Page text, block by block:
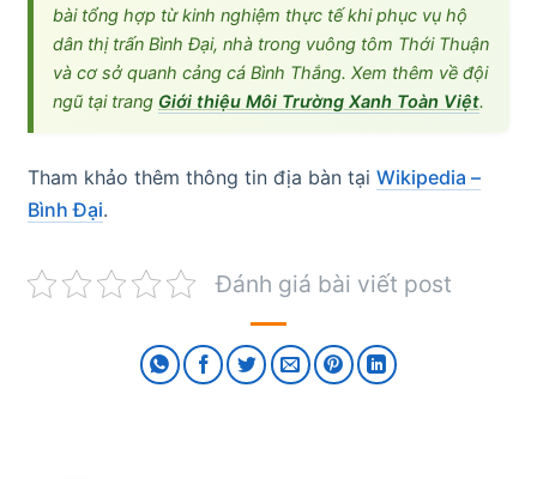
bài tổng hợp từ kinh nghiệm thực tế khi phục vụ hộ
dân thị trấn Bình Đại, nhà trong vuông tôm Thới Thuận
và cơ sở quanh cảng cá Bình Thắng. Xem thêm về đội
ngũ tại trang Giới thiệu Môi Trường Xanh Toàn Việt.
Tham khảo thêm thông tin địa bàn tại Wikipedia –
Bình Đại.
Đánh giá bài viết post